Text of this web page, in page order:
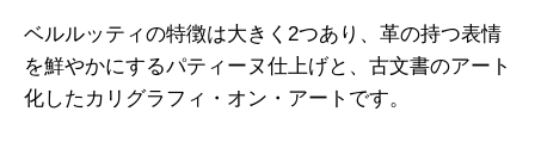
ベルルッティの特徴は大きく2つあり、革の持つ表情
を鮮やかにするパティーヌ仕上げと、古文書のアート
化したカリグラフィ・オン・アートです。